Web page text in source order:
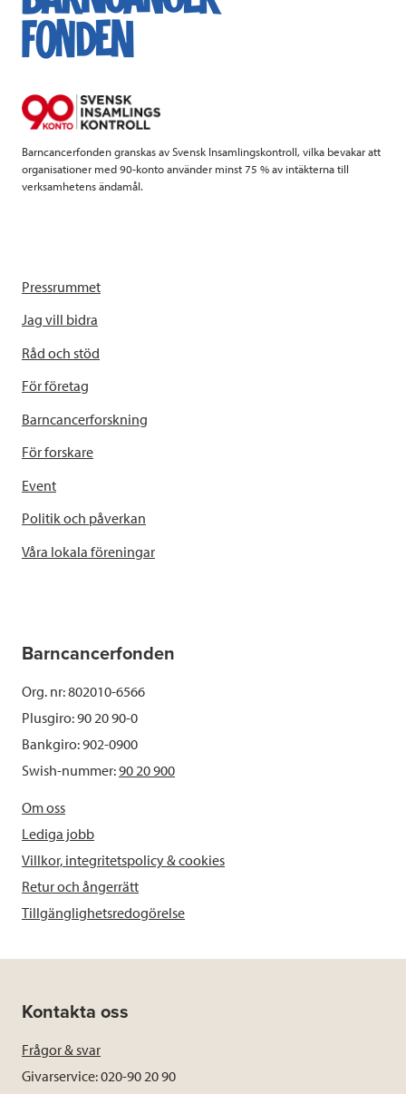
b
k
t
e
Barncancerfonden granskas av Svensk Insamlingskontroll, vilka bevakar att
organisationer med 90-konto använder minst 75 % av intäkterna till
verksamhetens ändamål.
Pressrummet
Jag vill bidra
Råd och stöd
För företag
Barncancerforskning
För forskare
Event
Politik och påverkan
Våra lokala föreningar
Barncancerfonden
Org. nr: 802010-6566
Plusgiro: 90 20 90-0
Bankgiro: 902-0900
Swish-nummer:90 20 900
Om oss
Lediga jobb
Villkor, integritetspolicy & cookies
Retur och ångerrätt
Tillgänglighetsredogörelse
Kontakta oss
Frågor & svar
Givarservice: 020-90 20 90